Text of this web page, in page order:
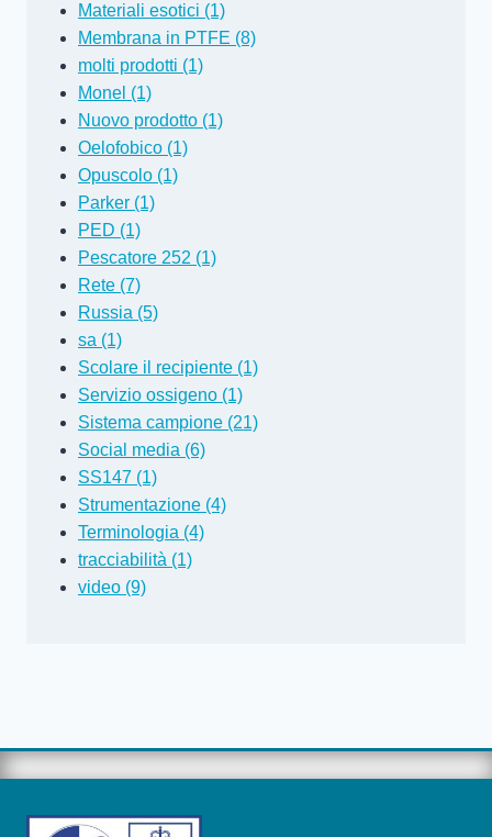
Materiali esotici (1)
Membrana in PTFE (8)
molti prodotti (1)
Monel (1)
Nuovo prodotto (1)
Oelofobico (1)
Opuscolo (1)
Parker (1)
PED (1)
Pescatore 252 (1)
Rete (7)
Russia (5)
sa (1)
Scolare il recipiente (1)
Servizio ossigeno (1)
Sistema campione (21)
Social media (6)
SS147 (1)
Strumentazione (4)
Terminologia (4)
tracciabilità (1)
video (9)